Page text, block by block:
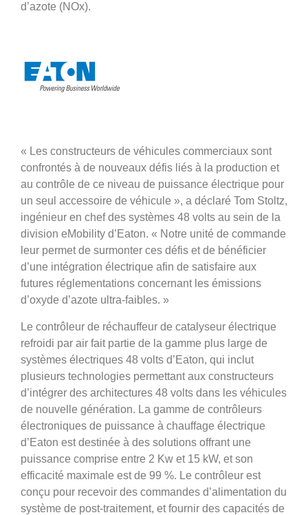
d’azote (NOx).
« Les constructeurs de véhicules commerciaux sont
confrontés à de nouveaux défis liés à la production et
au contrôle de ce niveau de puissance électrique pour
un seul accessoire de véhicule », a déclaré Tom Stoltz,
ingénieur en chef des systèmes 48 volts au sein de la
division eMobility d’Eaton. « Notre unité de commande
leur permet de surmonter ces défis et de bénéficier
d’une intégration électrique afin de satisfaire aux
futures réglementations concernant les émissions
d’oxyde d’azote ultra-faibles. »
Le contrôleur de réchauffeur de catalyseur électrique
refroidi par air fait partie de la gamme plus large de
systèmes électriques 48 volts d’Eaton, qui inclut
plusieurs technologies permettant aux constructeurs
d’intégrer des architectures 48 volts dans les véhicules
de nouvelle génération. La gamme de contrôleurs
électroniques de puissance à chauffage électrique
d’Eaton est destinée à des solutions offrant une
puissance comprise entre 2 Kw et 15 kW, et son
efficacité maximale est de 99 %. Le contrôleur est
conçu pour recevoir des commandes d’alimentation du
système de post-traitement, et fournir des capacités de